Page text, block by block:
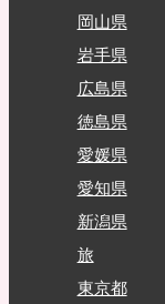
岡山県
岩手県
広島県
徳島県
愛媛県
愛知県
新潟県
旅
東京都